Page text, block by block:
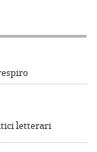
letterari